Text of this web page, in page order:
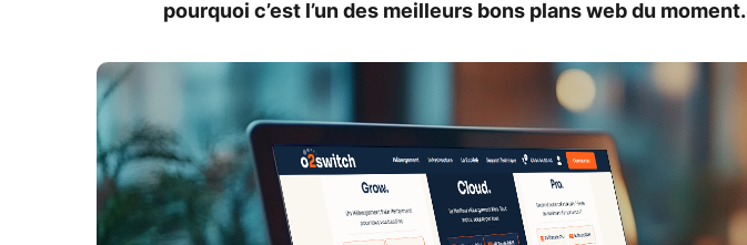
pourquoi c’est l’un des meilleurs bons plans web du moment.